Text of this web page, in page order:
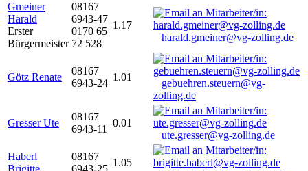
Gmeiner
Harald
Erster
Bürgermeister
08167
6943-47
0170 65
72 528
1.17
harald.gmeiner@vg-zolling.de
Götz Renate
08167
6943-24
1.01
gebuehren.steuern@vg-
zolling.de
Gresser Ute
08167
6943-11
0.01
ute.gresser@vg-zolling.de
Haberl
08167
1.05